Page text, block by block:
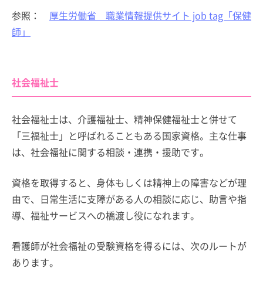
参照： 厚生労働省 職業情報提供サイト job tag「保健
師」
社会福祉士
社会福祉士は、介護福祉士、精神保健福祉士と併せて
「三福祉士」と呼ばれることもある国家資格。主な仕事
は、社会福祉に関する相談・連携・援助です。
資格を取得すると、身体もしくは精神上の障害などが理
由で、日常生活に支障がある人の相談に応じ、助言や指
導、福祉サービスへの橋渡し役になれます。
看護師が社会福祉の受験資格を得るには、次のルートが
あります。